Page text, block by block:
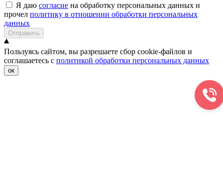
Я даю согласие на обработку персональных данных и
прочел политику в отношении обработки персональных
данных
Отправить
Пользуясь сайтом, вы разрешаете сбор cookie-файлов и
соглашаетесь с политикой обработки персональных данных
ок